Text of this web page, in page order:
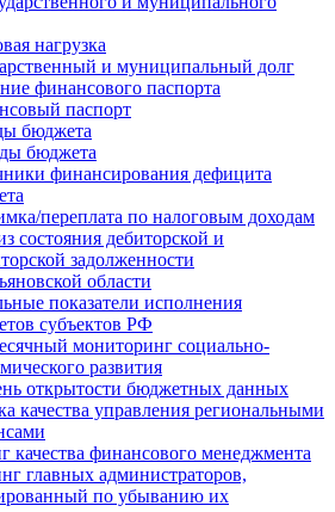
нагрузка
и муниципальный долг
финансового паспорта
паспорт
бюджета
бюджета
финансирования дефицита
переплата по налоговым доходам
состояния дебиторской и
задолженности
области
показатели исполнения
субъектов РФ
мониторинг социально-
развития
открытости бюджетных данных
качества управления региональными
качества финансового менеджмента
главных администраторов,
по убыванию их